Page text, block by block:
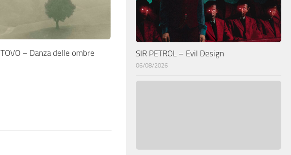
TOVO – Danza delle ombre SIR PETROL – Evil Design
06/08/2026